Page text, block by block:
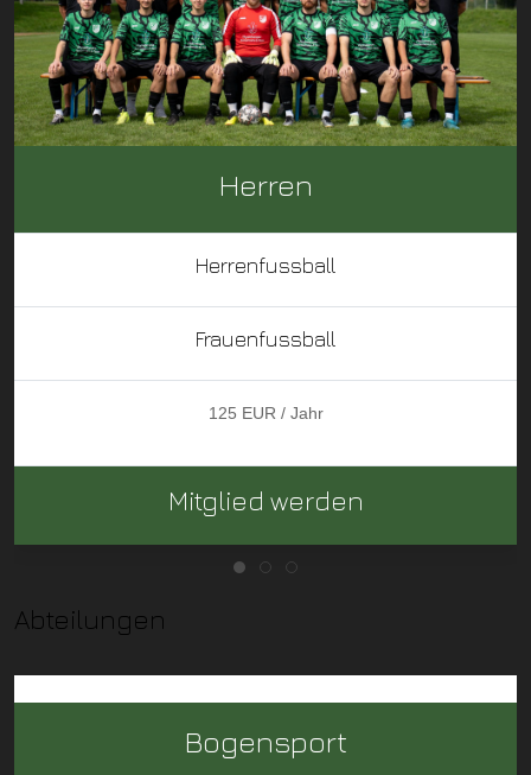
Herren
Herrenfussball
Frauenfussball
125 EUR / Jahr
Mitglied werden
Abteilungen
Bogensport